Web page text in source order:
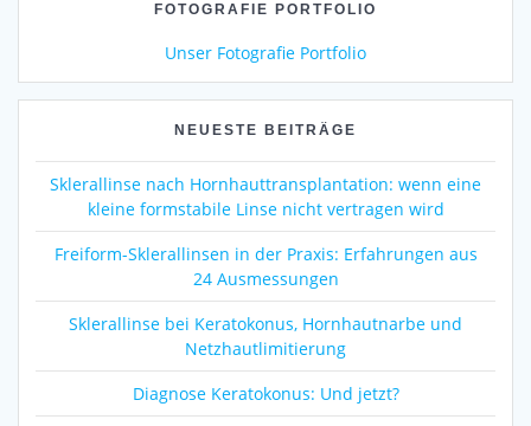
FOTOGRAFIE PORTFOLIO
Unser Fotografie Portfolio
NEUESTE BEITRÄGE
Sklerallinse nach Hornhauttransplantation: wenn eine
kleine formstabile Linse nicht vertragen wird
Freiform-Sklerallinsen in der Praxis: Erfahrungen aus
24 Ausmessungen
Sklerallinse bei Keratokonus, Hornhautnarbe und
Netzhautlimitierung
Diagnose Keratokonus: Und jetzt?